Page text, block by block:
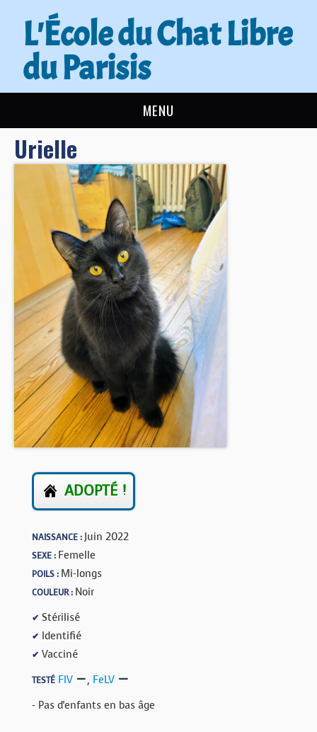
L'École du Chat Libre
du Parisis
MENU
L’ÉCOLE DU CHAT
ACTUALITÉS
ADOPTER
NOUS AIDER
CONTACT
BOUTIQUE
FORUM
Urielle
ADOPTÉ !
NAISSANCE : Juin 2022
SEXE : Femelle
POILS : Mi-longs
COULEUR : Noir
✔ Stérilisé
✔ Identifié
✔ Vacciné
TESTÉ FIV , FeLV
- Pas d'enfants en bas âge